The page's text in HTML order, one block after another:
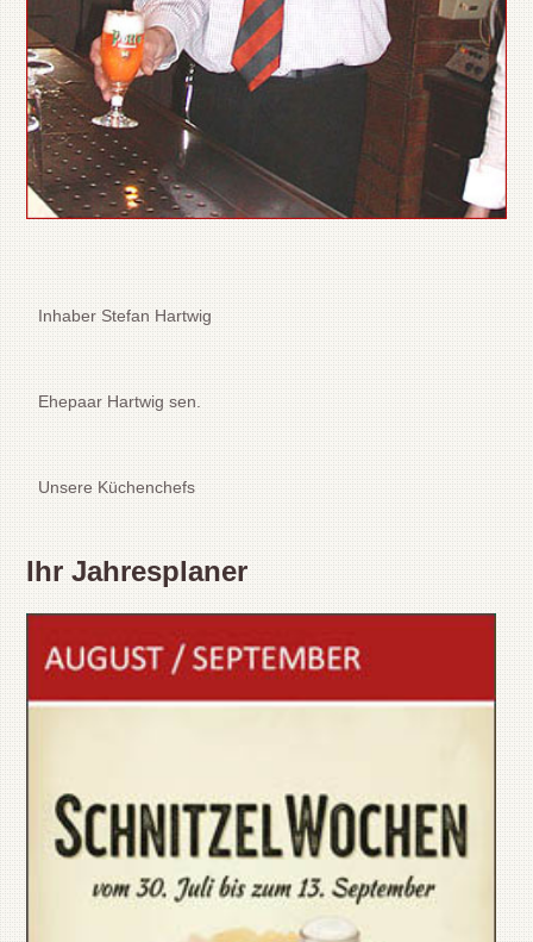
Inhaber Stefan Hartwig
Ehepaar Hartwig sen.
Unsere Küchenchefs
Ihr Jahresplaner